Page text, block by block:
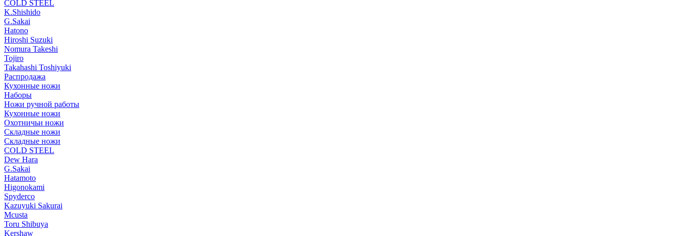
COLD STEEL
K.Shishido
G.Sakai
Hatono
Hiroshi Suzuki
Nomura Takeshi
Tojiro
Takahashi Toshiyuki
Распродажа
Кухонные ножи
Наборы
Ножи ручной работы
Кухонные ножи
Охотничьи ножи
Складные ножи
Складные ножи
COLD STEEL
Dew Hara
G.Sakai
Hatamoto
Higonokami
Spyderco
Kazuyuki Sakurai
Mcusta
Toru Shibuya
Kershaw